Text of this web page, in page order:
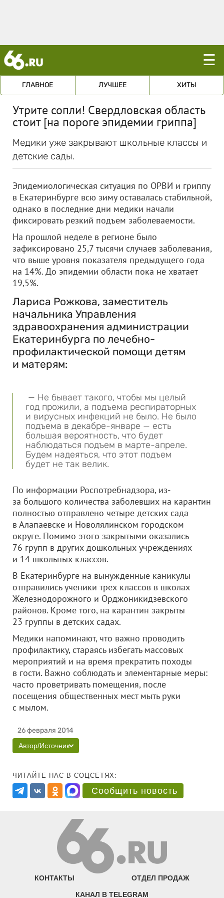
☰
ГЛАВНОЕ ЛУЧШЕЕ ХИТЫ
Утрите сопли! Свердловская область
стоит [на пороге эпидемии гриппа]
Медики уже закрывают школьные классы и
детские сады.
Эпидемиологическая ситуация по ОРВИ и гриппу
в Екатеринбурге всю зиму оставалась стабильной,
однако в последние дни медики начали
фиксировать резкий подъем заболеваемости.
На прошлой неделе в регионе было
зафиксировано 25,7 тысячи случаев заболевания,
что выше уровня показателя предыдущего года
на 14%. До эпидемии области пока не хватает
19,5%.
Лариса Рожкова, заместитель
начальника Управления
здравоохранения администрации
Екатеринбурга по лечебно-
профилактической помощи детям
и матерям:
— Не бывает такого, чтобы мы целый
год прожили, а подъема респираторных
и вирусных инфекций не было. Не было
подъема в декабре-январе — есть
большая вероятность, что будет
наблюдаться подъем в марте-апреле.
Будем надеяться, что этот подъем
будет не так велик.
По информации Роспотребнадзора, из-
за большого количества заболевших на карантин
полностью отправлено четыре детских сада
в Алапаевске и Новолялинском городском
округе. Помимо этого закрытыми оказались
76 групп в других дошкольных учреждениях
и 14 школьных классов.
В Екатеринбурге на вынужденные каникулы
отправились ученики трех классов в школах
Железнодорожного и Орджоникидзевского
районов. Кроме того, на карантин закрыты
23 группы в детских садах.
Медики напоминают, что важно проводить
профилактику, стараясь избегать массовых
мероприятий и на время прекратить походы
в гости. Важно соблюдать и элементарные меры:
часто проветривать помещения, после
посещения общественных мест мыть руки
с мылом.
26 февраля 2014
Автор/Источник
ЧИТАЙТЕ НАС В СОЦСЕТЯХ:
Сообщить новость
КОНТАКТЫ ОТДЕЛ ПРОДАЖ
КАНАЛ В TELEGRAM